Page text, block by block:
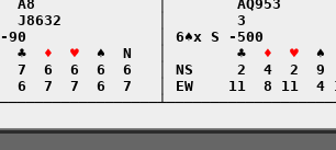
A8              │        AQ953
J8632           │        3
90               │ 6♠x S -500
♣
♦  ♥
  ♠  N   │        ♣
♦  ♥
♠
7  6  6  6  6   │ NS     2  4  2
6  7  7  6  7   │ EW    11  8 11